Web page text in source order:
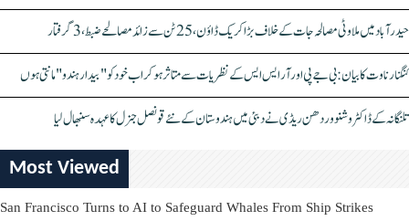
حیدرآباد میں ملاوٹی مصالحہ جات کے خلاف بڑا کریک ڈاؤن، 25 ٹن سے زائد مصالحے ضبط، 3 گرفتار
کنگنا رناوت کا بیان: بی جے پی اور آر ایس ایس کے نظریات سے متاثر ہو کر اب خود کو "بیدار ہندو" مانتی ہوں
تلنگانہ کے ڈاکٹر وشنو وردھن ریڈی نے دبئی میں ہندوستان کے نئے قونصل جنرل کا عہدہ سنبھال لیا
Most Viewed
San Francisco Turns to AI to Safeguard Whales From Ship Strikes